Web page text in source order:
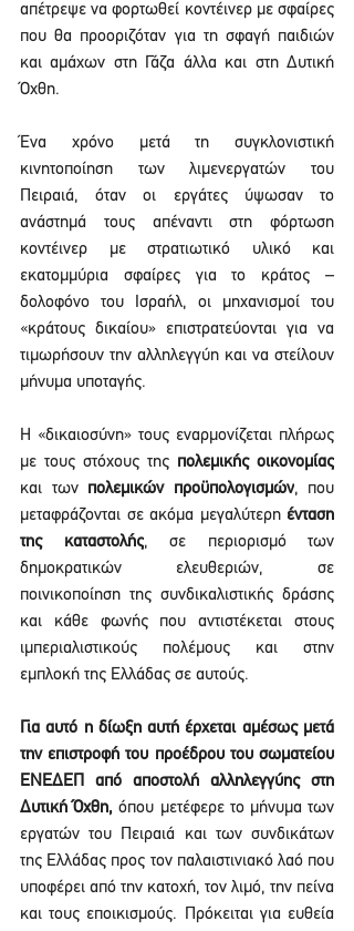
απέτρεψε να φορτωθεί κοντέινερ με σφαίρες
που θα προοριζόταν για τη σφαγή παιδιών
και αμάχων στη Γάζα άλλα και στη Δυτική
Όχθη.
Ένα χρόνο μετά τη συγκλονιστική
κινητοποίηση των λιμενεργατών του
Πειραιά, όταν οι εργάτες ύψωσαν το
ανάστημά τους απέναντι στη φόρτωση
κοντέινερ με στρατιωτικό υλικό και
εκατομμύρια σφαίρες για το κράτος –
δολοφόνο του Ισραήλ, οι μηχανισμοί του
«κράτους δικαίου» επιστρατεύονται για να
τιμωρήσουν την αλληλεγγύη και να στείλουν
μήνυμα υποταγής.
Η «δικαιοσύνη» τους εναρμονίζεται πλήρως
με τους στόχους της πολεμικής οικονομίας
και των πολεμικών προϋπολογισμών, που
μεταφράζονται σε ακόμα μεγαλύτερη ένταση
της καταστολής, σε περιορισμό των
δημοκρατικών ελευθεριών, σε
ποινικοποίηση της συνδικαλιστικής δράσης
και κάθε φωνής που αντιστέκεται στους
ιμπεριαλιστικούς πολέμους και στην
εμπλοκή της Ελλάδας σε αυτούς.
Για αυτό η δίωξη αυτή έρχεται αμέσως μετά
την επιστροφή του προέδρου του σωματείου
ΕΝΕΔΕΠ από αποστολή αλληλεγγύης στη
Δυτική Όχθη, όπου μετέφερε το μήνυμα των
εργατών του Πειραιά και των συνδικάτων
της Ελλάδας προς τον παλαιστινιακό λαό που
υποφέρει από την κατοχή, τον λιμό, την πείνα
και τους εποικισμούς. Πρόκειται για ευθεία